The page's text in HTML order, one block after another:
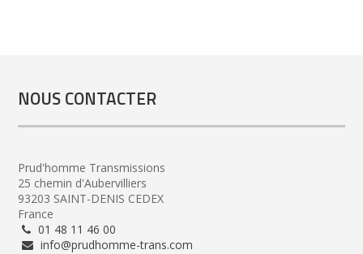
NOUS CONTACTER
Prud'homme Transmissions
25 chemin d'Aubervilliers
93203 SAINT-DENIS CEDEX
France
01 48 11 46 00
info@prudhomme-trans.com